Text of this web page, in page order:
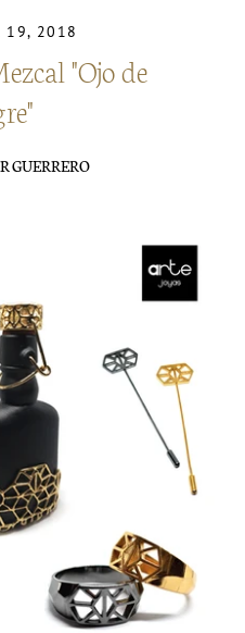
19, 2018
"Ojo de
GUERRERO